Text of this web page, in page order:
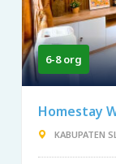
6-8 org
Homestay
KABUPATEN